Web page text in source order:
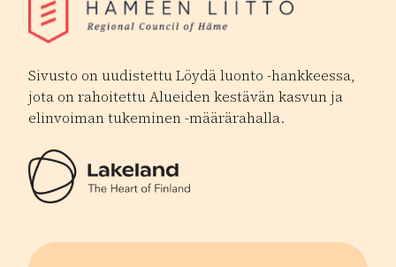
Sivusto on uudistettu Löydä luonto -hankkeessa,
jota on rahoitettu Alueiden kestävän kasvun ja
elinvoiman tukeminen -määrärahalla.